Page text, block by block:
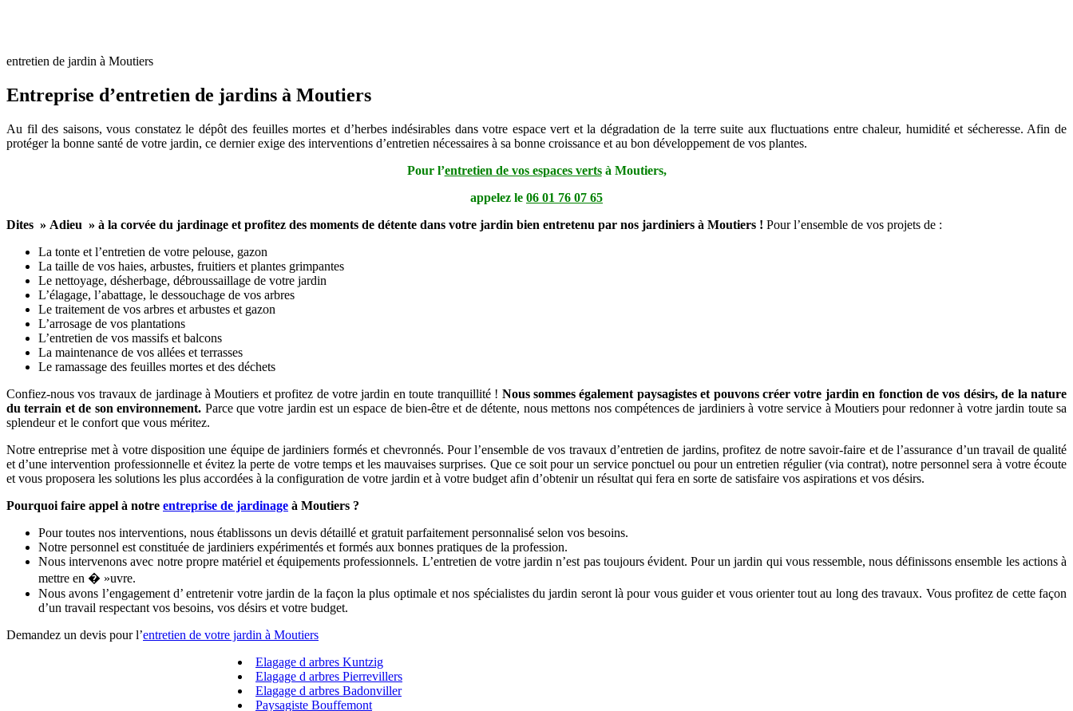
entretien de jardin à Moutiers
Entreprise d’entretien de jardins à Moutiers
Au fil des saisons, vous constatez le dépôt des feuilles mortes et d’herbes indésirables dans votre espace vert et la dégradation de la terre suite aux fluctuations entre chaleur, humidité et sécheresse. Afin de
protéger la bonne santé de votre jardin, ce dernier exige des interventions d’entretien nécessaires à sa bonne croissance et au bon développement de vos plantes.
Pour l’entretien de vos espaces vertsà Moutiers,
appelez le 06 01 76 07 65
Dites » Adieu » à la corvée du jardinage et profitez des moments de détente dans votre jardin bien entretenu par nos jardiniers à Moutiers ! Pour l’ensemble de vos projets de :
La tonte et l’entretien de votre pelouse, gazon
La taille de vos haies, arbustes, fruitiers et plantes grimpantes
Le nettoyage, désherbage, débroussaillage de votre jardin
L’élagage, l’abattage, le dessouchage de vos arbres
Le traitement de vos arbres et arbustes et gazon
L’arrosage de vos plantations
L’entretien de vos massifs et balcons
La maintenance de vos allées et terrasses
Le ramassage des feuilles mortes et des déchets
Confiez-nous vos travaux de jardinage à Moutiers et profitez de votre jardin en toute tranquillité ! Nous sommes également paysagistes et pouvons créer votre jardin en fonction de vos désirs, de la nature
du terrain et de son environnement. Parce que votre jardin est un espace de bien-être et de détente, nous mettons nos compétences de jardiniers à votre service à Moutiers pour redonner à votre jardin toute sa
splendeur et le confort que vous méritez.
Notre entreprise met à votre disposition une équipe de jardiniers formés et chevronnés. Pour l’ensemble de vos travaux d’entretien de jardins, profitez de notre savoir-faire et de l’assurance d’un travail de qualité
et d’une intervention professionnelle et évitez la perte de votre temps et les mauvaises surprises. Que ce soit pour un service ponctuel ou pour un entretien régulier (via contrat), notre personnel sera à votre écoute
et vous proposera les solutions les plus accordées à la configuration de votre jardin et à votre budget afin d’obtenir un résultat qui fera en sorte de satisfaire vos aspirations et vos désirs.
Pourquoi faire appel à notre entreprise de jardinage à Moutiers ?
Pour toutes nos interventions, nous établissons un devis détaillé et gratuit parfaitement personnalisé selon vos besoins.
Notre personnel est constituée de jardiniers expérimentés et formés aux bonnes pratiques de la profession.
Nous intervenons avec notre propre matériel et équipements professionnels. L’entretien de votre jardin n’est pas toujours évident. Pour un jardin qui vous ressemble, nous définissons ensemble les actions à
mettre en � »uvre.
Nous avons l’engagement d’ entretenir votre jardin de la façon la plus optimale et nos spécialistes du jardin seront là pour vous guider et vous orienter tout au long des travaux. Vous profitez de cette façon
d’un travail respectant vos besoins, vos désirs et votre budget.
Demandez un devis pour l’entretien de votre jardin à Moutiers
Elagage d arbres Kuntzig
Elagage d arbres Pierrevillers
Elagage d arbres Badonviller
Paysagiste Bouffemont